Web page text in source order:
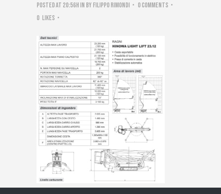
Posted at 20:56hin by Filippo Rimondi
0 Comments
0 Likes